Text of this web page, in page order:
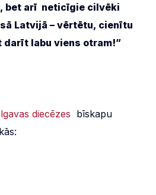
bet arī neticīgie cilvēki
Latvijā – vērtētu, cienītu
darīt labu viens otram!”
diecēzes bīskapu